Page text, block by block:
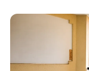
une salle d’eau et
d’un stationnement